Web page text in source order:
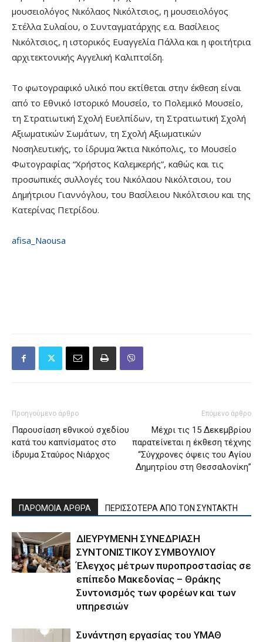
μουσειολόγος Νικόλαος Νικόλτσιος, η μουσειολόγος
Στέλλα Συλαίου, ο Συνταγματάρχης ε.α. Βασίλειος
Νικόλτσιος, η ιστορικός Ευαγγελία Πάλλα και η φοιτήτρια
αρχιτεκτονικής Αγγελική Καλιπτσίδη.
Το φωτογραφικό υλικό που εκτίθεται στην έκθεση είναι
από το Εθνικό Ιστορικό Μουσείο, το Πολεμικό Μουσείο,
τη Στρατιωτική Σχολή Ευελπίδων, τη Στρατιωτική Σχολή
Αξιωματικών Σωμάτων, τη Σχολή Αξιωματικών
Νοσηλευτικής, το ίδρυμα Άκτια Νικόπολις, το Μουσείο
Φωτογραφίας “Χρήστος Καλεμκερής”, καθώς και τις
προσωπικές συλλογές του Νικόλαου Νικόλτσιου, του
Δημήτριου Γιαννόγλου, του Βασίλειου Νικόλτσιου και της
Κατερίνας Πετρίδου.
afisa_Naousa
Προηγούμενο άρθρο
Παρουσίαση εθνικού σχεδίου
κατά του καπνίσματος στο
ίδρυμα Σταύρος Νιάρχος
Επόμενο άρθρο
Μέχρι τις 15 Δεκεμβρίου
παρατείνεται η έκθεση τέχνης
“Σύγχρονες όψεις του Αγίου
Δημητρίου στη Θεσσαλονίκη”
ΠΑΡΟΜΟΙΑ ΑΡΘΡΑ ΠΕΡΙΣΣΟΤΕΡΑ ΑΠΟ ΤΟΝ ΣΥΝΤΑΚΤΗ
ΔΙΕΥΡΥΜΕΝΗ ΣΥΝΕΔΡΙΑΣΗ
ΣΥΝΤΟΝΙΣΤΙΚΟΥ ΣΥΜΒΟΥΛΙΟΥ
Έλεγχος μέτρων πυροπροστασίας σε
επίπεδο Μακεδονίας – Θράκης
Συντονισμός των φορέων και των
υπηρεσιών
Συνάντηση εργασίας του ΥΜΑΘ